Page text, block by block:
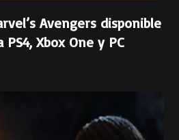
Avengers disponible
Xbox One y PC